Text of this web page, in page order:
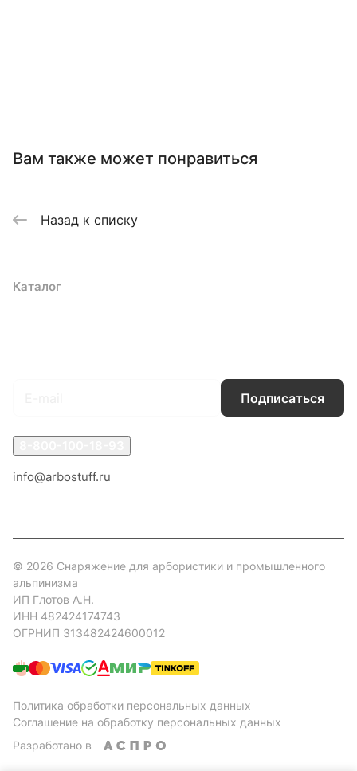
Вам также может понравиться
Назад к списку
Каталог
Подписаться
info@arbostuff.ru
© 2026 Снаряжение для арбористики и промышленного
альпинизма
ИП Глотов А.Н.
ИНН 482424174743
ОГРНИП 313482424600012
Политика обработки персональных данных
Соглашение на обработку персональных данных
Разработано в